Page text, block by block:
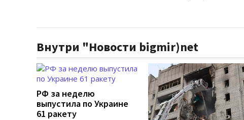
Внутри "Новости bigmir)net
РФ за неделю
выпустила по Украине
61 ракету